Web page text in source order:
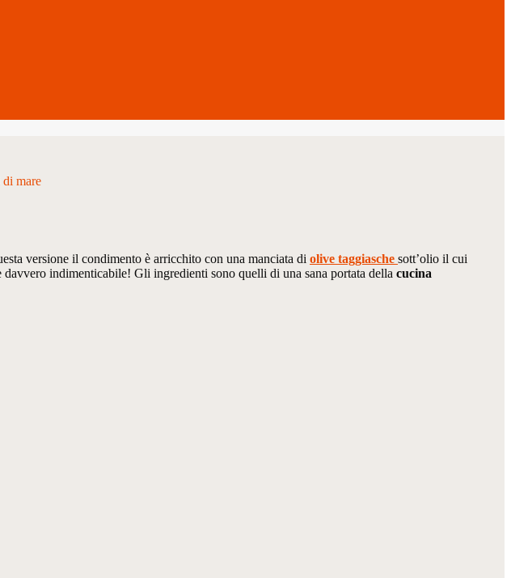
mare
versione il condimento è arricchito con una manciata di olive taggiasche sott’olio il cui
indimenticabile! Gli ingredienti sono quelli di una sana portata della cucina